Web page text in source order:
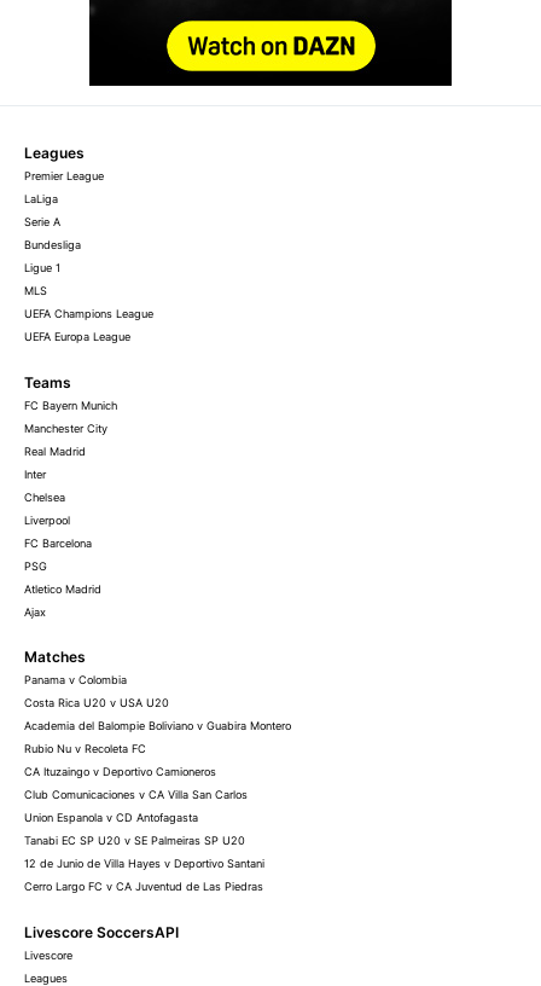
Leagues
Premier League
LaLiga
Serie A
Bundesliga
Ligue 1
MLS
UEFA Champions League
UEFA Europa League
Teams
FC Bayern Munich
Manchester City
Real Madrid
Inter
Chelsea
Liverpool
FC Barcelona
PSG
Atletico Madrid
Ajax
Matches
Panama v Colombia
Costa Rica U20 v USA U20
Academia del Balompie Boliviano v Guabira Montero
Rubio Nu v Recoleta FC
CA Ituzaingo v Deportivo Camioneros
Club Comunicaciones v CA Villa San Carlos
Union Espanola v CD Antofagasta
Tanabi EC SP U20 v SE Palmeiras SP U20
12 de Junio de Villa Hayes v Deportivo Santani
Cerro Largo FC v CA Juventud de Las Piedras
Livescore SoccersAPI
Livescore
Leagues